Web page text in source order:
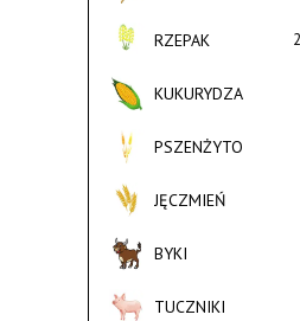
RZEPAK
KUKURYDZA
PSZENŻYTO
JĘCZMIEŃ
BYKI
TUCZNIKI